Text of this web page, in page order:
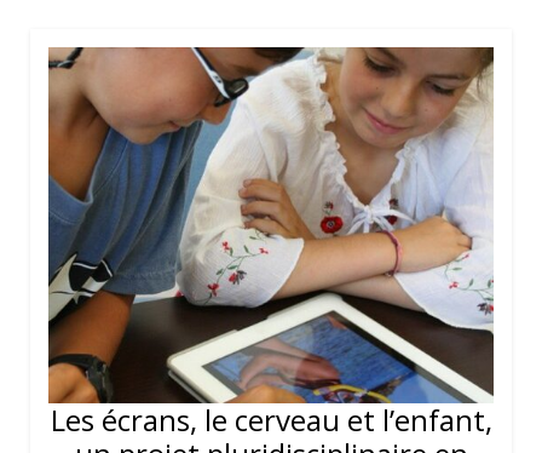
Les écrans, le cerveau et l’enfant,